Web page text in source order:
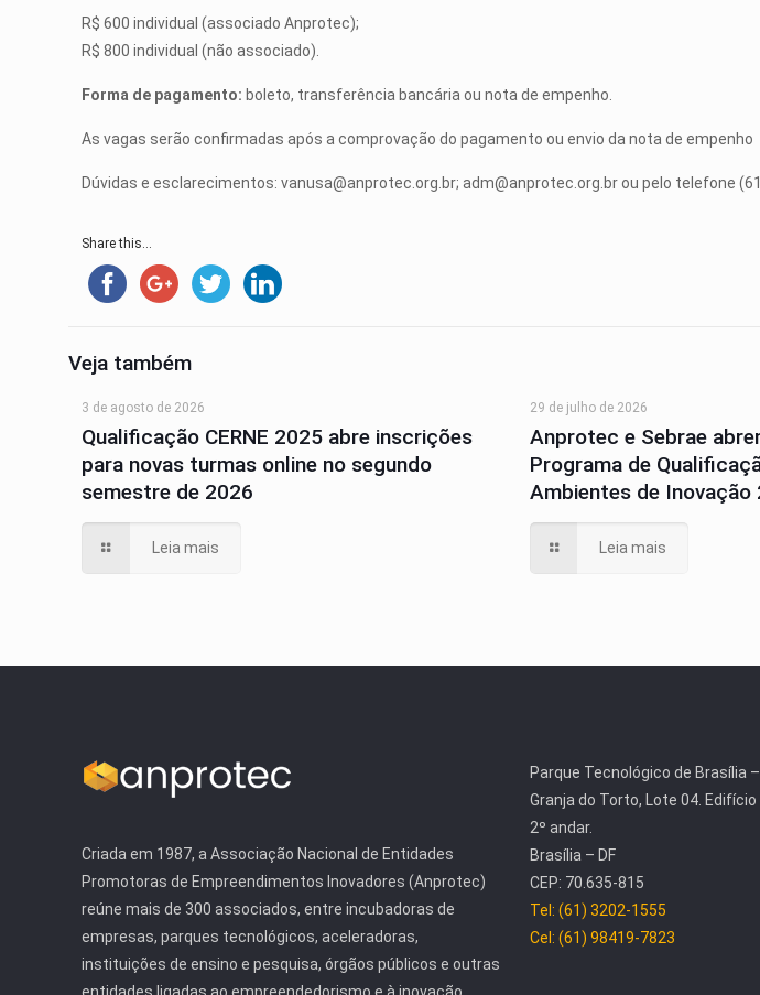
R$ 600 individual (associado Anprotec);
R$ 800 individual (não associado).
Forma de pagamento: boleto, transferência bancária ou nota de empenho.
As vagas serão confirmadas após a comprovação do pagamento ou envio da nota de empenho
Dúvidas e esclarecimentos:vanusa@anprotec.org.br;adm@anprotec.org.brou pelo telefone
Share this...
Veja também
3 de agosto de 2026
Qualificação CERNE 2025 abre inscrições
para novas turmas online no segundo
semestre de 2026
Leia mais
29 de julho de 2026
Anprotec e Sebrae
Programa de
Ambientes de Inovação
Leia mais
Criada em 1987, a Associação Nacional de Entidades
Promotoras de Empreendimentos Inovadores (Anprotec)
reúne mais de 300 associados, entre incubadoras de
empresas, parques tecnológicos, aceleradoras,
instituições de ensino e pesquisa, órgãos públicos e outras
Parque Tecnológico de Brasília
Granja do Torto, Lote 04.
2º andar.
Brasília – DF
CEP: 70.635-815
Tel: (61) 3202-1555
Cel: (61) 98419-7823